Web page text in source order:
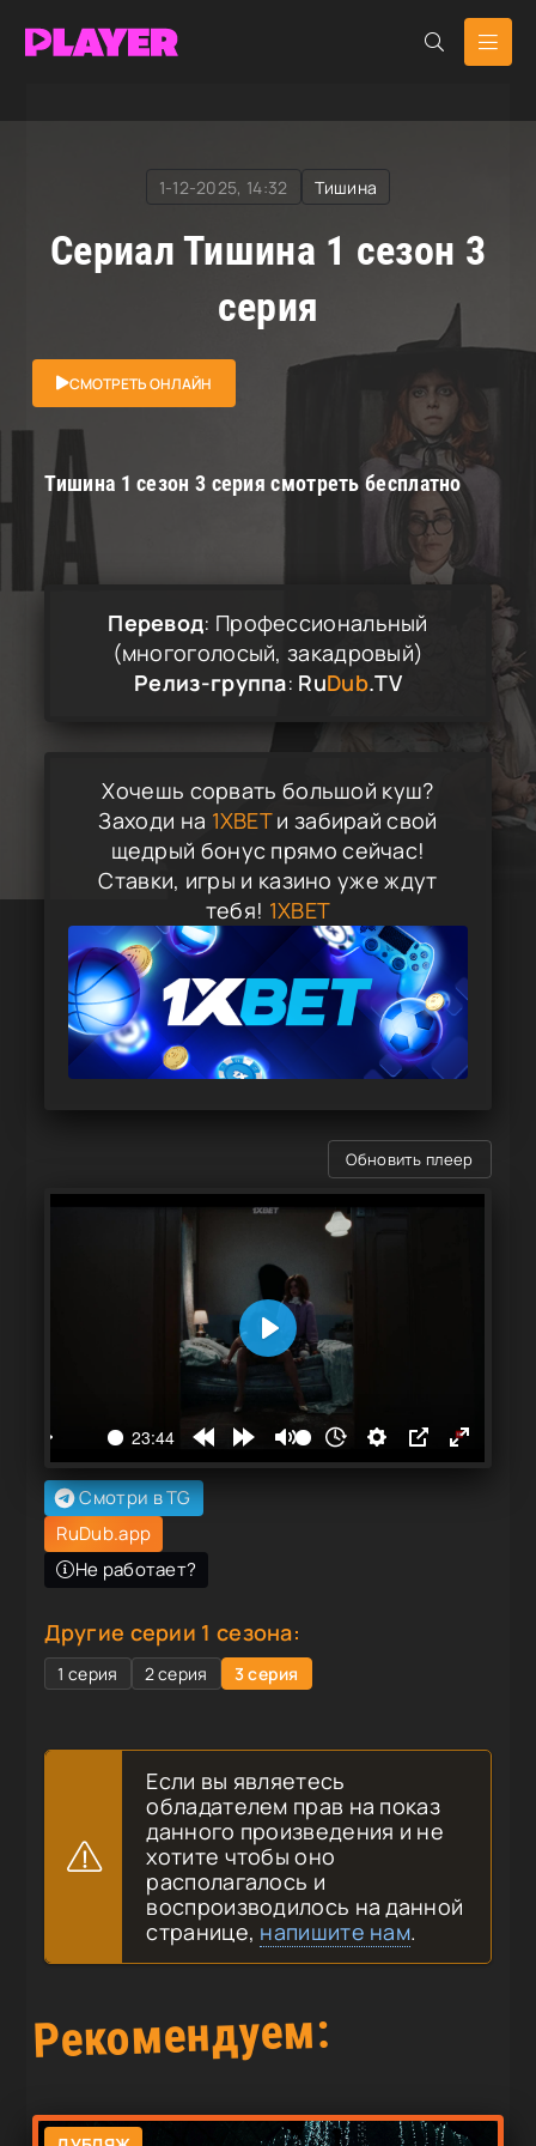
1-12-2025, 14:32 Тишина
Сериал Тишина 1 сезон 3
серия
СМОТРЕТЬ ОНЛАЙН
Тишина 1 сезон 3 серия смотреть бесплатно
Обновить плеер
Смотри в TG
RuDub.app
Не работает?
Другие серии 1 сезона:
1 серия 2 серия 3 серия
Если вы являетесь
обладателем прав на показ
данного произведения и не
хотите чтобы оно
располагалось и
воспроизводилось на данной
странице, напишите нам.
Перевод: Профессиональный
(многоголосый, закадровый)
Релиз-группа: RuDub.TV
Хочешь сорвать большой куш?
Заходи на 1XBETи забирай свой
щедрый бонус прямо сейчас!
Ставки, игры и казино уже ждут
тебя! 1XBET
Рекомендуем: